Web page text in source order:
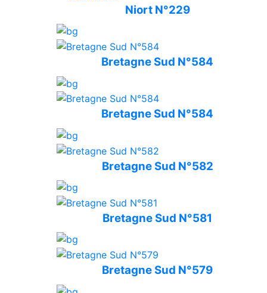
Niort N°229
Bretagne Sud N°584
Bretagne Sud N°584
Bretagne Sud N°582
Bretagne Sud N°581
Bretagne Sud N°579